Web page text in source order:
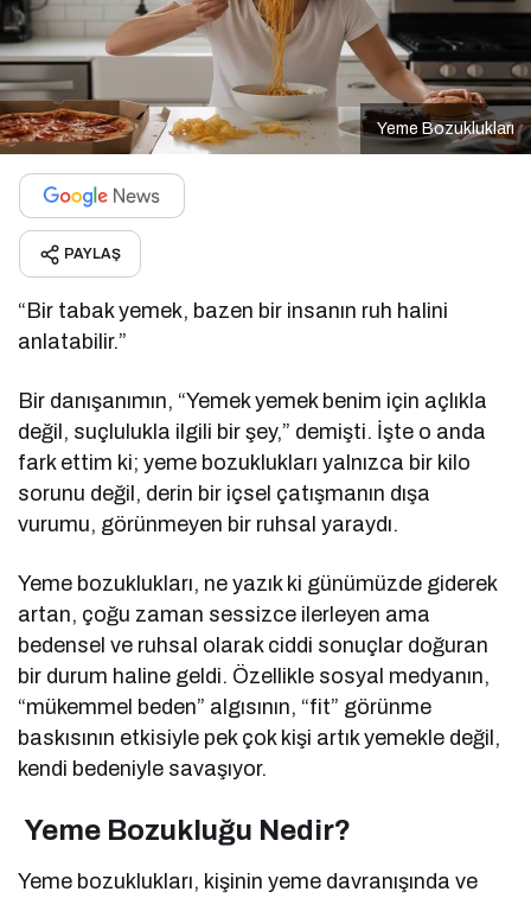
Yeme Bozuklukları
PAYLAŞ
“Bir tabak yemek, bazen bir insanın ruh halini
anlatabilir.”
Bir danışanımın, “Yemek yemek benim için açlıkla
değil, suçlulukla ilgili bir şey,” demişti. İşte o anda
fark ettim ki; yeme bozuklukları yalnızca bir kilo
sorunu değil, derin bir içsel çatışmanın dışa
vurumu, görünmeyen bir ruhsal yaraydı.
Yeme bozuklukları, ne yazık ki günümüzde giderek
artan, çoğu zaman sessizce ilerleyen ama
bedensel ve ruhsal olarak ciddi sonuçlar doğuran
bir durum haline geldi. Özellikle sosyal medyanın,
“mükemmel beden” algısının, “fit” görünme
baskısının etkisiyle pek çok kişi artık yemekle değil,
kendi bedeniyle savaşıyor.
Yeme Bozukluğu Nedir?
Yeme bozuklukları, kişinin yeme davranışında ve